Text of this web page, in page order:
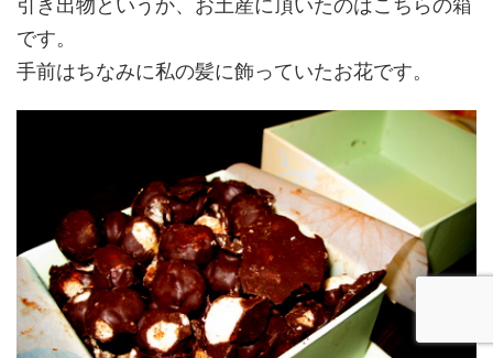
引き出物というか、お土産に頂いたのはこちらの箱
です。
手前はちなみに私の髪に飾っていたお花です。